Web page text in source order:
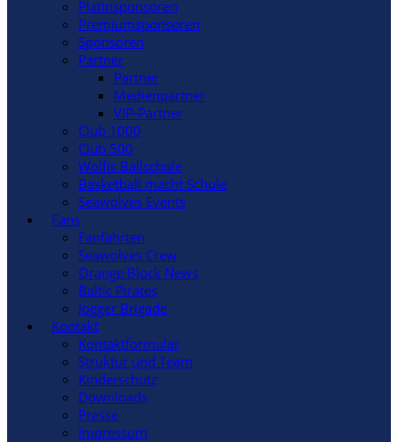
Platinsponsoren
Premiumsponsoren
Sponsoren
Partner
Partner
Medienpartner
VIP-Partner
Club 1000
Club 500
Wolfis Ballschule
Basketball macht Schule
Seawolves Events
Fans
Fanfahrten
Seawolves Crew
Orange Block News
Baltic Pirates
Jogger Brigade
Kontakt
Kontaktformular
Struktur und Team
Kinderschutz
Downloads
Presse
Impressum